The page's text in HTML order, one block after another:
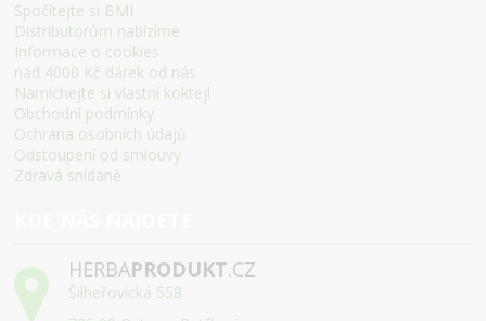
Spočítejte si BMI
Distributorům nabízíme
Informace o cookies
nad 4000 Kč dárek od nás
Namíchejte si vlastní koktejl
Obchodní podmínky
Ochrana osobních údajů
Odstoupení od smlouvy
Zdravá snídaně
HERBAPRODUKT.CZ
Šilheřovická 558